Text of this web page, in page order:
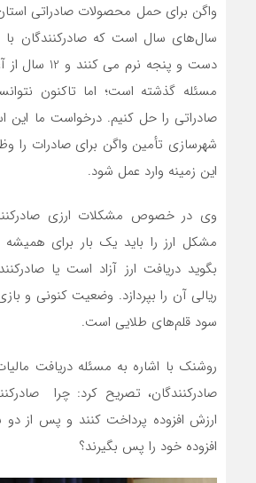
واگن برای حمل محصولات صادراتی
سال‌های سال است که صادرکنندگان
دست و پنجه نرم
مسئله گذشته است؛ اما تاکنون
صادراتی را حل کنیم. درخواست ما این
شهرسازی تأمین واگن برای صادرات را
این زمینه وارد عمل شود.
وی در خصوص مشکلات ارزی
مشکل ارز را باید یک بار برای
بگوید دریافت ارز آزاد است یا
ریالی آن را بپردازد. وضعیت کنونی و
سود قلم‌های طلایی است.
روشنک با اشاره به مسئله دریافت
صادرکنندگان، تصریح کرد: چرا
ارزش افزوده پرداخت کنند و پس از
افزوده خود را پس بگیرند؟